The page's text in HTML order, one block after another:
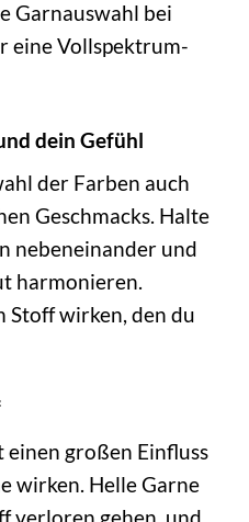
Garnauswahl bei
eine Vollspektrum-
dein Gefühl
der Farben auch
Geschmacks. Halte
nebeneinander und
harmonieren.
Stoff wirken, den du
einen großen Einfluss
wirken. Helle Garne